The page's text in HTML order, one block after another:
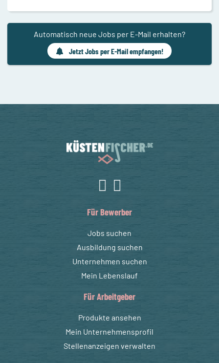
Automatisch neue Jobs per E-Mail erhalten?
Jetzt Jobs per E-Mail empfangen!
Für Bewerber
Jobs suchen
Ausbildung suchen
Unternehmen suchen
Mein Lebenslauf
Für Arbeitgeber
Produkte ansehen
Mein Unternehmensprofil
Stellenanzeigen verwalten